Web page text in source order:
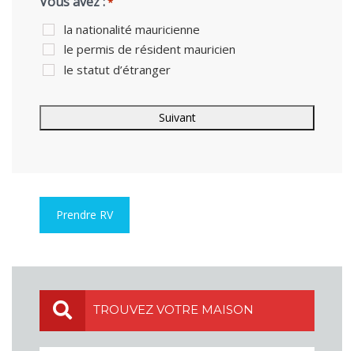
la nationalité mauricienne
le permis de résident mauricien
le statut d’étranger
Prendre RV
TROUVEZ VOTRE MAISON